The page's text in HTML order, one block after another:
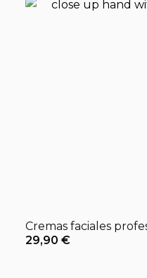
Cremas faciales
29,90 €